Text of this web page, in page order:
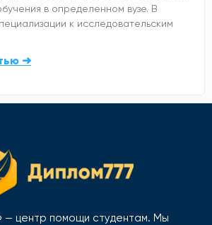
в определенном вузе. В
к исследовательским
➜
— центр помощи студентам. Мы